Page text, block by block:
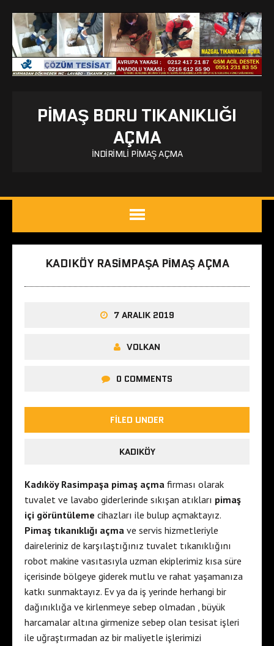
PIMAŞ BORU TIKANIKLIĞI
AÇMA
İNDIRIMLI PIMAŞ AÇMA
KADIKÖY RASIMPAŞA PIMAŞ AÇMA
7 ARALIK 2019
VOLKAN
0 COMMENTS
FILED UNDER
KADIKÖY
Kadıköy Rasimpaşa pimaş açma firması olarak
tuvalet ve lavabo giderlerinde sıkışan atıkları pimaş
içi görüntüleme cihazları ile bulup açmaktayız.
Pimaş tıkanıklığı açma ve servis hizmetleriyle
daireleriniz de karşılaştığınız tuvalet tıkanıklığını
robot makine vasıtasıyla uzman ekiplerimiz kısa süre
içerisinde bölgeye giderek mutlu ve rahat yaşamanıza
katkı sunmaktayız. Ev ya da iş yerinde herhangi bir
dağınıklığa ve kirlenmeye sebep olmadan , büyük
harcamalar altına girmenize sebep olan tesisat işleri
ile uğraştırmadan az bir maliyetle işlerimizi